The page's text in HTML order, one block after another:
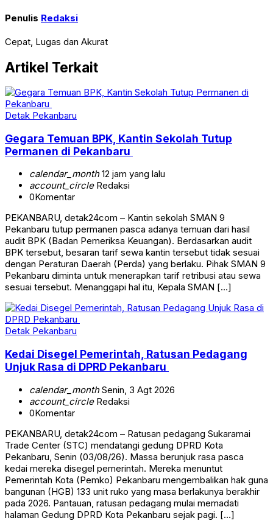
Penulis Redaksi
Cepat, Lugas dan Akurat
Artikel Terkait
Detak Pekanbaru
Gegara Temuan BPK, Kantin Sekolah Tutup
Permanen di Pekanbaru
calendar_month12 jam yang lalu
account_circleRedaksi
0Komentar
PEKANBARU, detak24com – Kantin sekolah SMAN 9
Pekanbaru tutup permanen pasca adanya temuan dari hasil
audit BPK (Badan Pemeriksa Keuangan). Berdasarkan audit
BPK tersebut, besaran tarif sewa kantin tersebut tidak sesuai
dengan Peraturan Daerah (Perda) yang berlaku. Pihak SMAN 9
Pekanbaru diminta untuk menerapkan tarif retribusi atau sewa
sesuai tersebut. Menanggapi hal itu, Kepala SMAN […]
Detak Pekanbaru
Kedai Disegel Pemerintah, Ratusan Pedagang
Unjuk Rasa di DPRD Pekanbaru
calendar_monthSenin, 3 Agt 2026
account_circleRedaksi
0Komentar
PEKANBARU, detak24com – Ratusan pedagang Sukaramai
Trade Center (STC) mendatangi gedung DPRD Kota
Pekanbaru, Senin (03/08/26). Massa berunjuk rasa pasca
kedai mereka disegel pemerintah. Mereka menuntut
Pemerintah Kota (Pemko) Pekanbaru mengembalikan hak guna
bangunan (HGB) 133 unit ruko yang masa berlakunya berakhir
pada 2026. Pantauan, ratusan pedagang mulai memadati
halaman Gedung DPRD Kota Pekanbaru sejak pagi. […]